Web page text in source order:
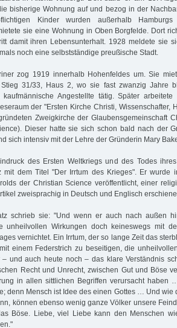
bisherige Wohnung auf und bezog in der
Kinder wurden außerhalb Hamburgs
sie eine Wohnung in Oben Borgfelde. Dort
damit ihren Lebensunterhalt. 1928 meldete sie
noch eine selbstständige preußische Stadt.
zog 1919 innerhalb Hohenfeldes um. Sie
Stieg 31/33, Haus 2, wo sie fast zwanzig Jahre
Angestellte tätig. Später
der "Ersten Kirche Christi, Wissenschafter,
Zweigkirche der Glaubensgemeinschaft
Dieser hatte sie sich schon bald nach der
sich intensiv mit der Lehre der Gründerin Mary
des Ersten Weltkriegs und des Todes
mit dem Titel "Der Irrtum des Krieges". Er wurde
der Christian Science veröffentlicht, einer
zweisprachig in Deutsch und Englisch
schrieb sie: "Und wenn er auch nach außen
unheilvollen Wirkungen doch keineswegs mit
vernichtet. Ein Irrtum, der so lange Zeit das
einem Federstrich zu beseitigen, die
– und auch heute noch – das klare Verständnis
Recht und Unrecht, zwischen Gut und Böse
in allen sittlichen Begriffen verursacht haben
denn Mensch ist Idee des einen Gottes … Und wie
können ebenso wenig ganze Völker unsere
Böse. Liebe, viel Liebe kann den Menschen